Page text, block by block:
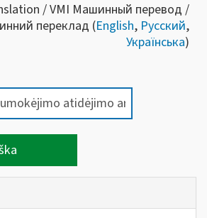
/ VMI Машинный перевод /
переклад (English, Русский,
Українська)